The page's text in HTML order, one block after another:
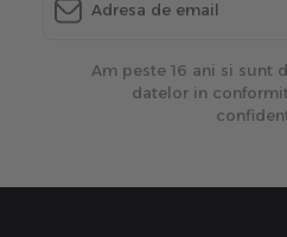
Am peste 16 ani si sunt
datelor in